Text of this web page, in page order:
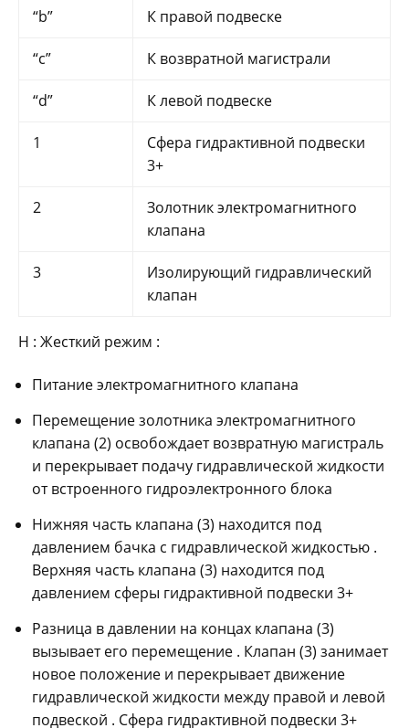
“b” К правой подвеске
“c” К возвратной магистрали
“d” К левой подвеске
1
Сфера гидрактивной подвески
3+
2
Золотник электромагнитного
клапана
3
Изолирующий гидравлический
клапан
H : Жесткий режим :
Питание электромагнитного клапана
Перемещение золотника электромагнитного
клапана (2) освобождает возвратную магистраль
и перекрывает подачу гидравлической жидкости
от встроенного гидроэлектронного блока
Нижняя часть клапана (3) находится под
давлением бачка с гидравлической жидкостью .
Верхняя часть клапана (3) находится под
давлением сферы гидрактивной подвески 3+
Разница в давлении на концах клапана (3)
вызывает его перемещение . Клапан (3) занимает
новое положение и перекрывает движение
гидравлической жидкости между правой и левой
подвеской . Сфера гидрактивной подвески 3+